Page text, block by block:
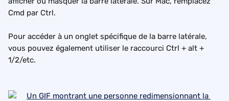
Cmd par Ctrl.
Pour accéder à un onglet spécifique de la barre latérale,
vous pouvez également utiliser le raccourci Ctrl + alt +
1/2/etc.